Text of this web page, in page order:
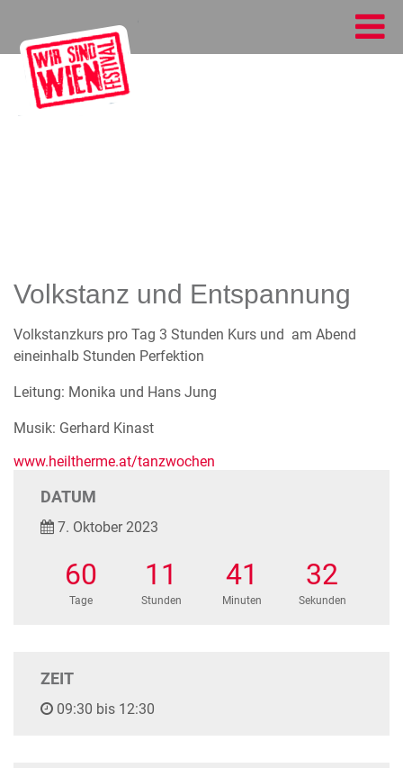
Volkstanz und Entspannung
Volkstanzkurs pro Tag 3 Stunden Kurs und am Abend
eineinhalb Stunden Perfektion
Leitung: Monika und Hans Jung
Musik: Gerhard Kinast
www.heiltherme.at/tanzwochen
DATUM
7. Oktober 2023
60
Tage
11
Stunden
41
Minuten
32
Sekunden
ZEIT
09:30 bis 12:30